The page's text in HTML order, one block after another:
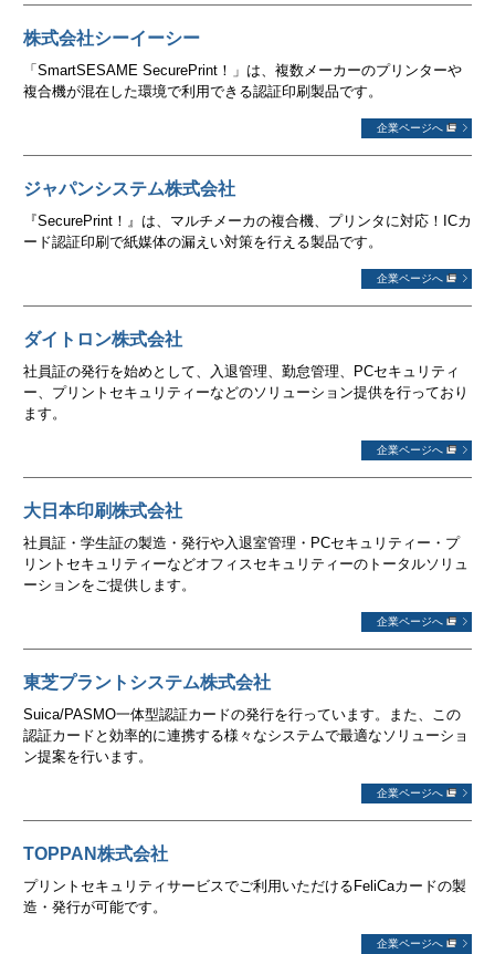
株式会社シーイーシー
「SmartSESAME SecurePrint！」は、複数メーカーのプリンターや
複合機が混在した環境で利用できる認証印刷製品です。
企業ページへ
ジャパンシステム株式会社
『SecurePrint！』は、マルチメーカの複合機、プリンタに対応！ICカ
ード認証印刷で紙媒体の漏えい対策を行える製品です。
企業ページへ
ダイトロン株式会社
社員証の発行を始めとして、入退管理、勤怠管理、PCセキュリティ
ー、プリントセキュリティーなどのソリューション提供を行っており
ます。
企業ページへ
大日本印刷株式会社
社員証・学生証の製造・発行や入退室管理・PCセキュリティー・プ
リントセキュリティーなどオフィスセキュリティーのトータルソリュ
ーションをご提供します。
企業ページへ
東芝プラントシステム株式会社
Suica/PASMO一体型認証カードの発行を行っています。また、この
認証カードと効率的に連携する様々なシステムで最適なソリューショ
ン提案を行います。
企業ページへ
TOPPAN株式会社
プリントセキュリティサービスでご利用いただけるFeliCaカードの製
造・発行が可能です。
企業ページへ